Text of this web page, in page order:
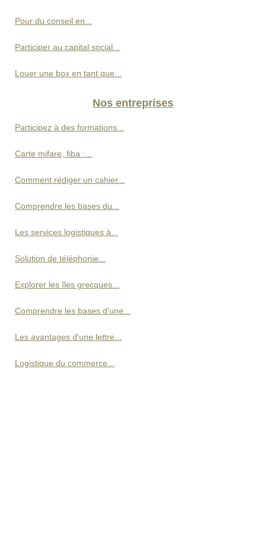
Pour du conseil en...
Participer au capital social...
Louer une box en tant que...
Nos entreprises
Participez à des formations...
Carte mifare, fiba :...
Comment rédiger un cahier...
Comprendre les bases du...
Les services logistiques à...
Solution de téléphonie...
Explorer les îles grecques...
Comprendre les bases d'une...
Les avantages d'une lettre...
Logistique du commerce...